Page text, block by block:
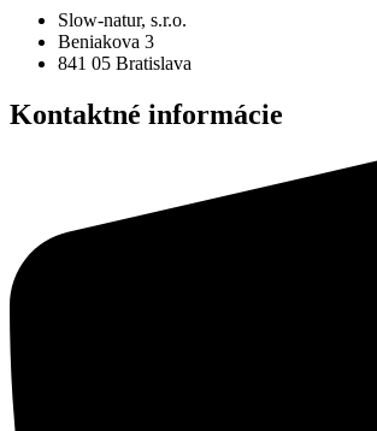
Slow-natur, s.r.o.
Beniakova 3
841 05 Bratislava
Kontaktné informácie